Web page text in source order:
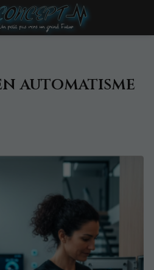
automatisme